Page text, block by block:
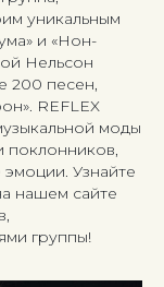
уникальным
и «Нон-
Нельсон
200 песен,
REFLEX
моды
поклонников,
Узнайте
нашем сайте
группы!